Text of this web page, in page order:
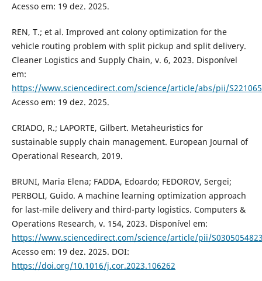
Acesso em: 19 dez. 2025.
REN, T.; et al. Improved ant colony optimization for the
vehicle routing problem with split pickup and split delivery.
Cleaner Logistics and Supply Chain, v. 6, 2023. Disponível
em:
https://www.sciencedirect.com/science/article/abs/pii/
Acesso em: 19 dez. 2025.
CRIADO, R.; LAPORTE, Gilbert. Metaheuristics for
sustainable supply chain management. European Journal of
Operational Research, 2019.
BRUNI, Maria Elena; FADDA, Edoardo; FEDOROV, Sergei;
PERBOLI, Guido. A machine learning optimization approach
for last-mile delivery and third-party logistics. Computers &
Operations Research, v. 154, 2023. Disponível em:
https://www.sciencedirect.com/science/article/pii/
Acesso em: 19 dez. 2025. DOI:
https://doi.org/10.1016/j.cor.2023.106262